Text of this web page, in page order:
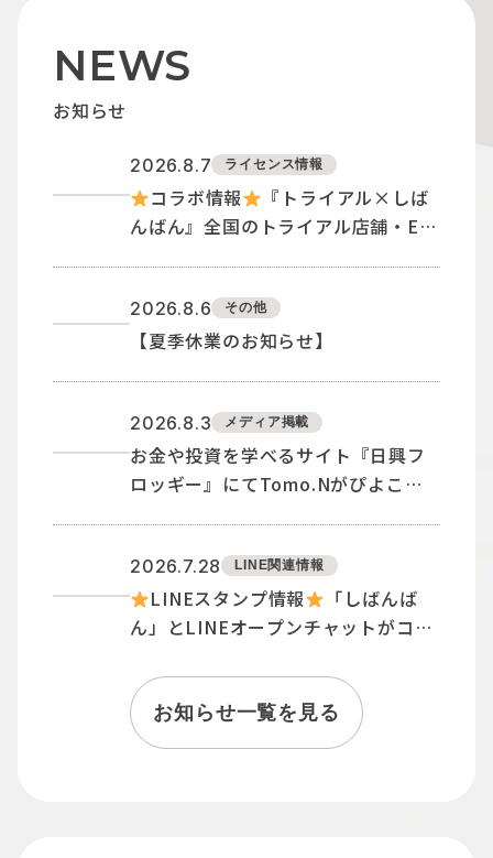
NEWS
お知らせ
2026.8.7 ライセンス情報
コラボ情報
『トライアル×しば
んばん』全国のトライアル店舗・EC
2026.8.6 その他
【夏季休業のお知らせ】
2026.8.3 メディア掲載
お金や投資を学べるサイト『日興フ
ロッギー』にてTomo.Nがぴよこ豆
2026.7.28 LINE関連情報
LINEスタンプ情報
「しばんば
ん」とLINEオープンチャットがコラ
お知らせ一覧を見る